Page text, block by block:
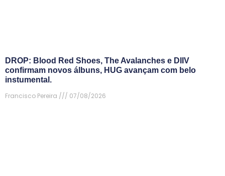
DROP: Blood Red Shoes, The Avalanches e DIIV
confirmam novos álbuns, HUG avançam com belo
instumental.
Francisco Pereira
07/08/2026